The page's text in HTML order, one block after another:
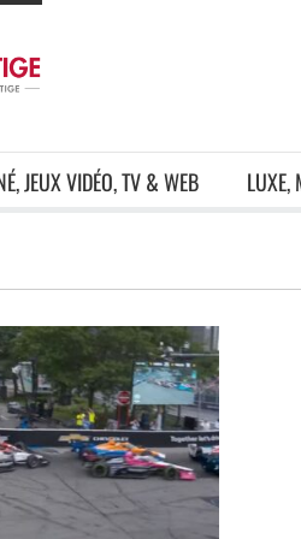
JEUX VIDÉO, TV & WEB LUXE,